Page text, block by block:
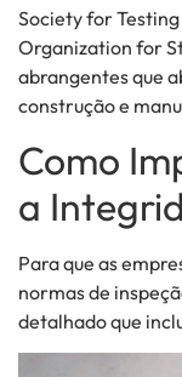
Society for
Organization for
abrangentes que
construção e
Como
a
Para que as
normas de
detalhado que